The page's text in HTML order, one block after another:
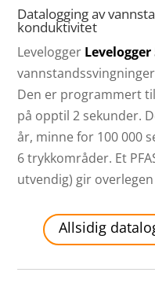
Datalogging av
konduktivitet
Levelogger Levelogger
Den er programmert
på opptil 2 sekunder.
år, minne for 100 000
6 trykkområder. Et
utvendig) gir
Allsidig